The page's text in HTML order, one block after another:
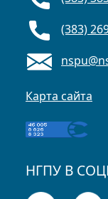
(383)
Карта сайта
НГПУ В